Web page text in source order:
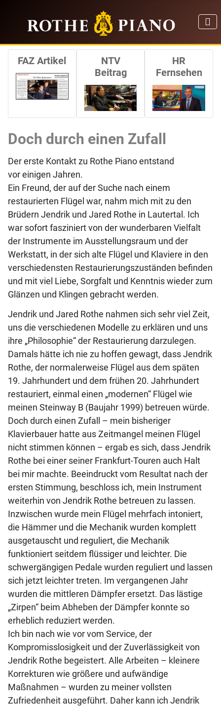
FAZ Artikel
NTV
Beitrag
HR
Fernsehen
Doch durch einen Zufall
Der erste Kontakt zu Rothe Piano entstand
vor einigen Jahren.
Ein Freund, der auf der Suche nach einem
restaurierten Flügel war, nahm mich mit zu den
Brüdern Jendrik und Jared Rothe in Lautertal. Ich
war sofort fasziniert von der wunderbaren Vielfalt
der Instrumente im Ausstellungsraum und der
Werkstatt, in der sich alte Flügel und Klaviere in den
verschiedensten Restaurierungszuständen befinden
und mit viel Liebe, Sorgfalt und Kenntnis wieder zum
Glänzen und Klingen gebracht werden.
Jendrik und Jared Rothe nahmen sich sehr viel Zeit,
uns die verschiedenen Modelle zu erklären und uns
ihre „Philosophie“ der Restaurierung darzulegen.
Damals hätte ich nie zu hoffen gewagt, dass Jendrik
Rothe, der normalerweise Flügel aus dem späten
19. Jahrhundert und dem frühen 20. Jahrhundert
restauriert, einmal einen „modernen“ Flügel wie
meinen Steinway B (Baujahr 1999) betreuen würde.
Doch durch einen Zufall – mein bisheriger
Klavierbauer hatte aus Zeitmangel meinen Flügel
nicht stimmen können – ergab es sich, dass Jendrik
Rothe bei einer seiner Frankfurt-Touren auch Halt
bei mir machte. Beeindruckt vom Resultat nach der
ersten Stimmung, beschloss ich, mein Instrument
weiterhin von Jendrik Rothe betreuen zu lassen.
Inzwischen wurde mein Flügel mehrfach intoniert,
die Hämmer und die Mechanik wurden komplett
ausgetauscht und reguliert, die Mechanik
funktioniert seitdem flüssiger und leichter. Die
schwergängigen Pedale wurden reguliert und lassen
sich jetzt leichter treten. Im vergangenen Jahr
wurden die mittleren Dämpfer ersetzt. Das lästige
„Zirpen“ beim Abheben der Dämpfer konnte so
erheblich reduziert werden.
Ich bin nach wie vor vom Service, der
Kompromisslosigkeit und der Zuverlässigkeit von
Jendrik Rothe begeistert. Alle Arbeiten – kleinere
Korrekturen wie größere und aufwändige
Maßnahmen – wurden zu meiner vollsten
Zufriedenheit ausgeführt. Daher kann ich Jendrik